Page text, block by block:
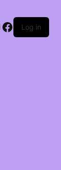
Log in